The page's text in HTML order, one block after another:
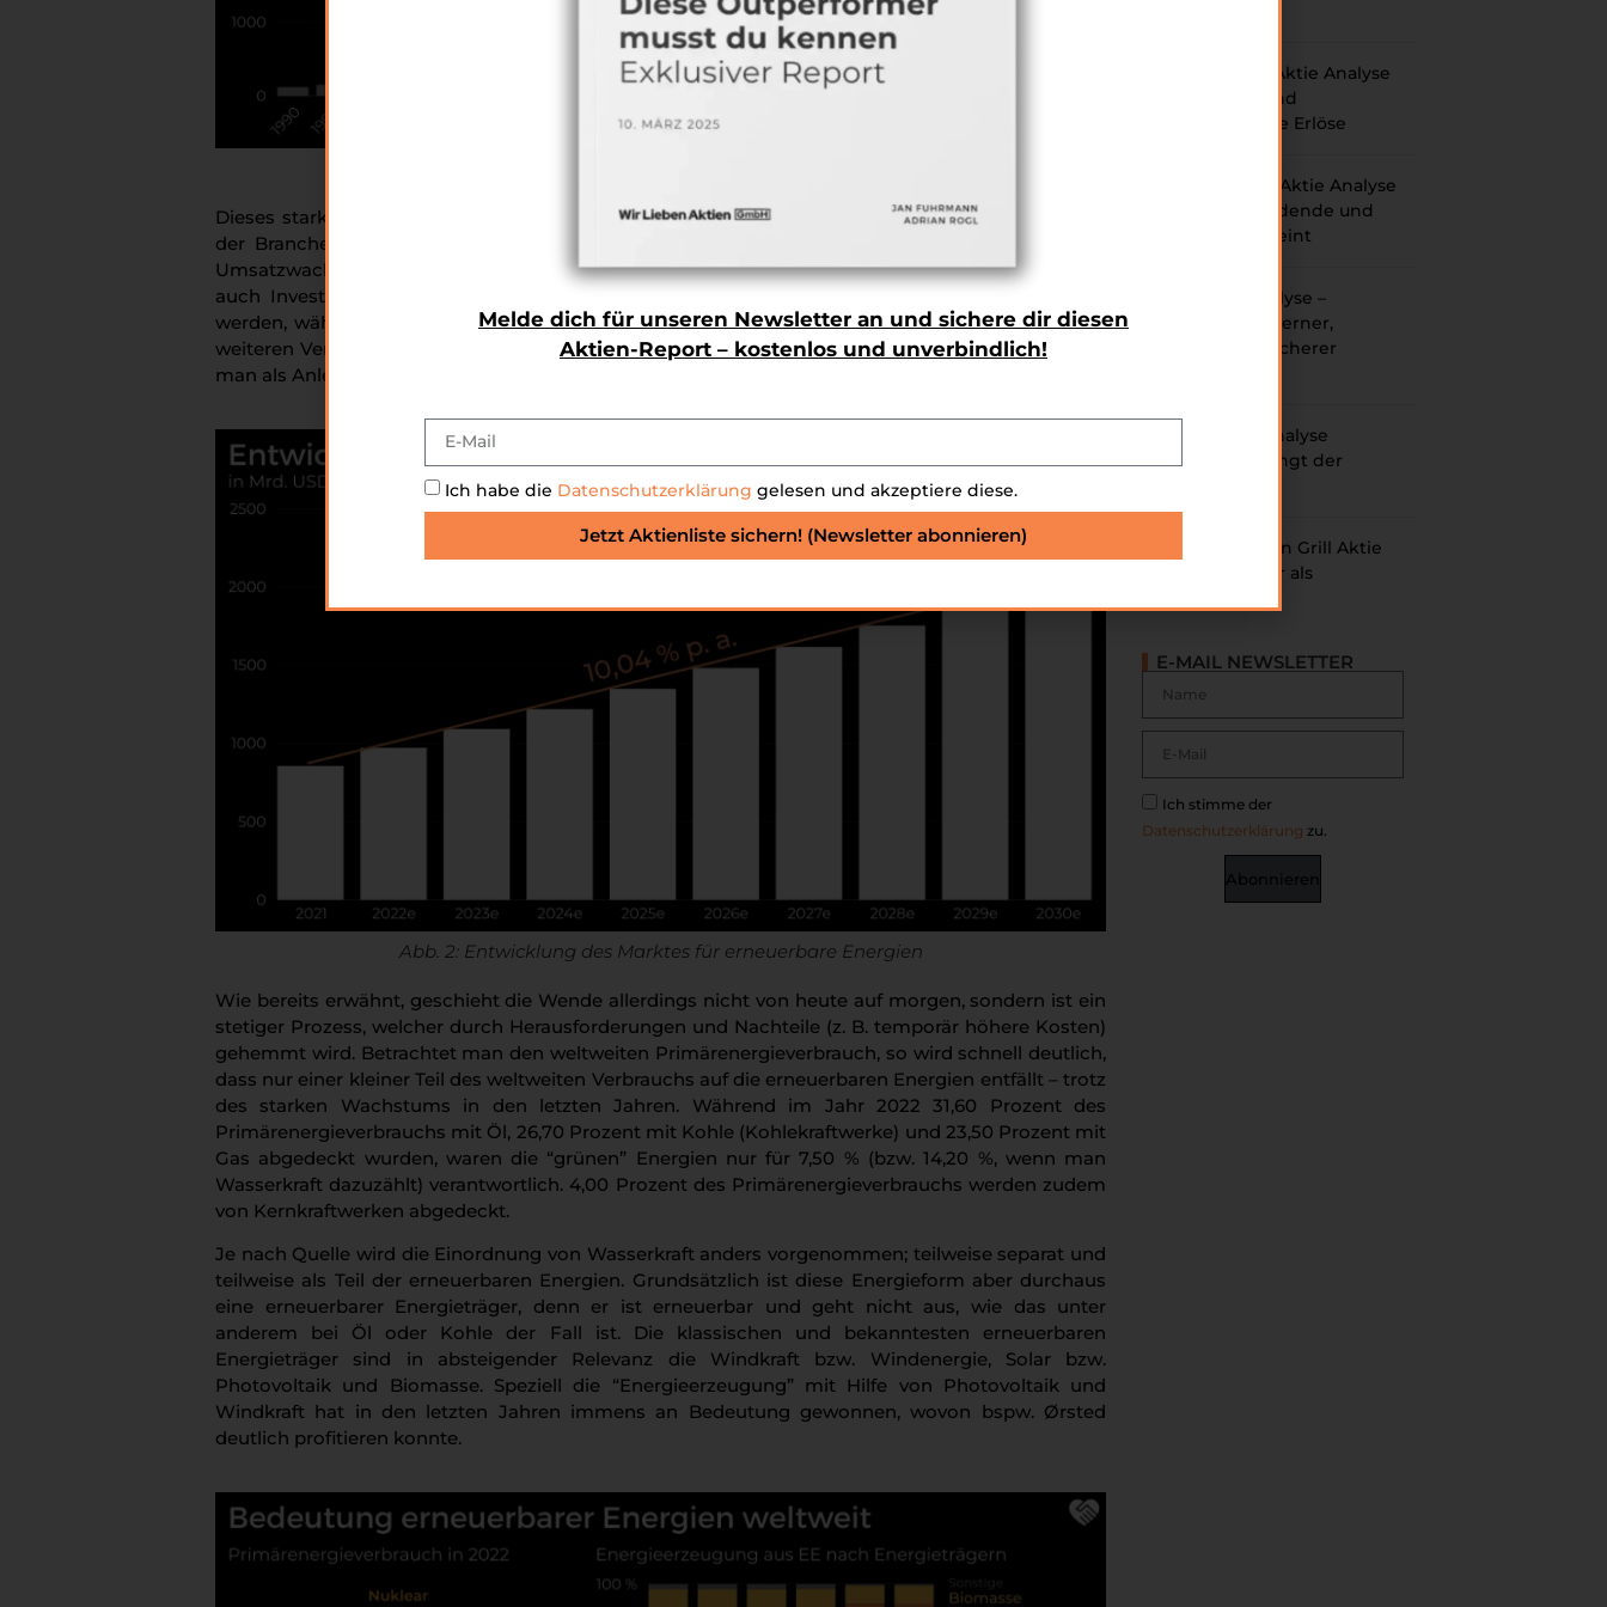
Dieses starke Wachstum der erneuerbaren Energien zeigt sich natürlich auch im Umsatz, der in
der Branche erzielt wird. In den kommenden Jahren soll in dem Markt eine CAGR (jährliches
Umsatzwachstum) von über 10 % erreicht werden, was nicht nur Unternehmen, sondern natürlich
auch Investoren anlockt. Für 2030 wird ein Umsatz in Höhe von rund 2.000 Mrd. USD erzielt
werden, während man beim Umsatz in 2022 noch unter der Grenze von 1.000 Mrd. USD lag. Im
weiteren Verlauf des Blogs werden wir einen Blick auf einige spannende Aktien werfen, mit denen
man als Anleger von diesem Boom profitieren kann.
Abb. 2: Entwicklung des Marktes für erneuerbare Energien
Wie bereits erwähnt, geschieht die Wende allerdings nicht von heute auf morgen, sondern ist ein
stetiger Prozess, welcher durch Herausforderungen und Nachteile (z. B. temporär höhere Kosten)
gehemmt wird. Betrachtet man den weltweiten Primärenergieverbrauch, so wird schnell deutlich,
dass nur einer kleiner Teil des weltweiten Verbrauchs auf die erneuerbaren Energien entfällt – trotz
des starken Wachstums in den letzten Jahren. Während im Jahr 2022 31,60 Prozent des
Primärenergieverbrauchs mit Öl, 26,70 Prozent mit Kohle (Kohlekraftwerke) und 23,50 Prozent mit
Gas abgedeckt wurden, waren die “grünen” Energien nur für 7,50 % (bzw. 14,20 %, wenn man
Wasserkraft dazuzählt) verantwortlich. 4,00 Prozent des Primärenergieverbrauchs werden zudem
von Kernkraftwerken abgedeckt.
Je nach Quelle wird die Einordnung von Wasserkraft anders vorgenommen; teilweise separat und
teilweise als Teil der erneuerbaren Energien. Grundsätzlich ist diese Energieform aber durchaus
eine erneuerbarer Energieträger, denn er ist erneuerbar und geht nicht aus, wie das unter
anderem bei Öl oder Kohle der Fall ist. Die klassischen und bekanntesten erneuerbaren
Energieträger sind in absteigender Relevanz die Windkraft bzw. Windenergie, Solar bzw.
Photovoltaik und Biomasse. Speziell die “Energieerzeugung” mit Hilfe von Photovoltaik und
Windkraft hat in den letzten Jahren immens an Bedeutung gewonnen, wovon bspw. Ørsted
deutlich profitieren konnte.
Asien Top-Pick Aktie Analyse
– Wachsende und
wiederkehrende Erlöse
Hannover Rück Aktie Analyse
Prognose – Dividende und
Kursrendite vereint
Block Aktie Analyse –
Zahlungen moderner,
schneller und sicherer
JD.com Aktie Analyse
Prognose – Gelingt der
Chipotle Mexican Grill Aktie
Analyse – Besser als
E-MAIL NEWSLETTER
Ich stimme der
Datenschutzerklärung zu.
Abonnieren
Melde dich für unseren Newsletter an und sichere dir diesen
Aktien-Report – kostenlos und unverbindlich!
Ich habe die Datenschutzerklärung gelesen und akzeptiere diese.
Jetzt Aktienliste sichern! (Newsletter abonnieren)